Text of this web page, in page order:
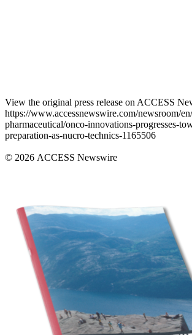
View the original press release on ACCESS
https://www.accessnewswire.com/newsroom/
pharmaceutical/onco-innovations-progresses-
preparation-as-nucro-technics-1165506
© 2026 ACCESS Newswire